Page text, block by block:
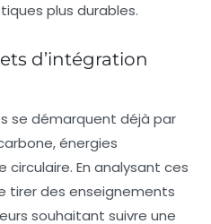
plus durables.
d’intégration
se démarquent déjà par
,énergies
circulaire. En analysant ces
tirer des enseignements
souhaitant suivre une